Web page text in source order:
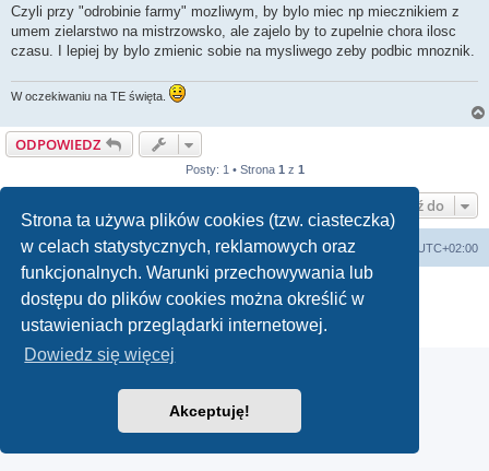
Strona ta używa plików cookies (tzw. ciasteczka)
w celach statystycznych, reklamowych oraz
funkcjonalnych. Warunki przechowywania lub
dostępu do plików cookies można określić w
ustawieniach przeglądarki internetowej.
Dowiedz się więcej
Akceptuję!
Czyli przy "odrobinie farmy" mozliwym, by bylo miec np miecznikiem z
umem zielarstwo na mistrzowsko, ale zajelo by to zupelnie chora ilosc
czasu. I lepiej by bylo zmienic sobie na mysliwego zeby podbic mnoznik.
W oczekiwaniu na TE święta.
ODPOWIEDZ
Posty: 1 • Strona 1 z 1
Przejdź do
arkadia.rpg.pl Forum Strefa czasowa UTC+02:00
Polski pakiet językowy dostarczaphpBB.pl
Zasady ochrony danych osobowych|Regulamin